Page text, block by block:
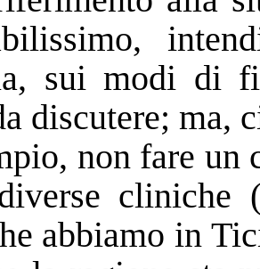
sui modi di
discutere; ma,
non fare
cliniche
abbiamo in